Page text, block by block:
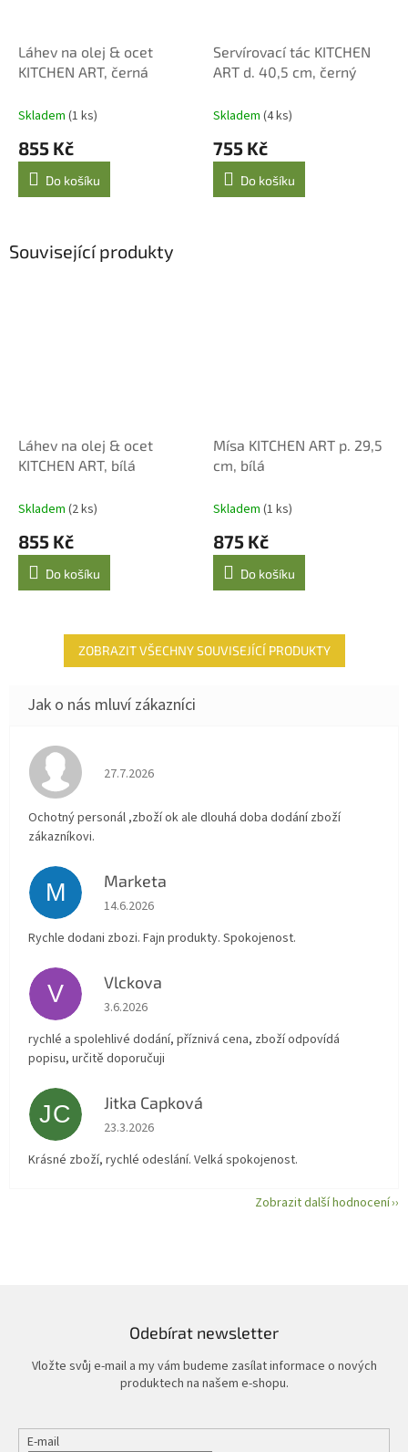
Láhev na olej & ocet
KITCHEN ART, černá
Skladem (1 ks)
855 Kč
Do košíku
Servírovací tác KITCHEN
ART d. 40,5 cm, černý
Skladem (4 ks)
755 Kč
Do košíku
Související produkty
Láhev na olej & ocet
KITCHEN ART, bílá
Skladem (2 ks)
855 Kč
Do košíku
Mísa KITCHEN ART p. 29,5
cm, bílá
Skladem (1 ks)
875 Kč
Do košíku
ZOBRAZIT VŠECHNY SOUVISEJÍCÍ PRODUKTY
Hodnocení obchodu je 4 z 5 hvězdiček.
27.7.2026
Ochotný personál ,zboží ok ale dlouhá doba dodání zboží
zákazníkovi.
M Marketa
Hodnocení obchodu je 5 z 5 hvězdiček.
14.6.2026
Rychle dodani zbozi. Fajn produkty. Spokojenost.
V Vlckova
Hodnocení obchodu je 5 z 5 hvězdiček.
3.6.2026
rychlé a spolehlivé dodání, příznivá cena, zboží odpovídá
popisu, určitě doporučuji
JC Jitka Capková
Hodnocení obchodu je 5 z 5 hvězdiček.
23.3.2026
Krásné zboží, rychlé odeslání. Velká spokojenost.
Zobrazit další hodnocení
Odebírat newsletter
Vložte svůj e-mail a my vám budeme zasílat informace o nových
produktech na našem e-shopu.
E-mail